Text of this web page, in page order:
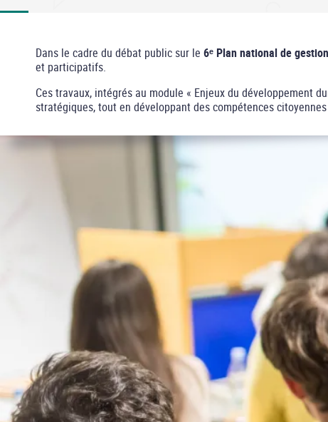
Dans le cadre du débat public sur le 6ᵉ Plan national de
et participatifs.
Ces travaux, intégrés au module « Enjeux du développement
stratégiques, tout en développant des compétences